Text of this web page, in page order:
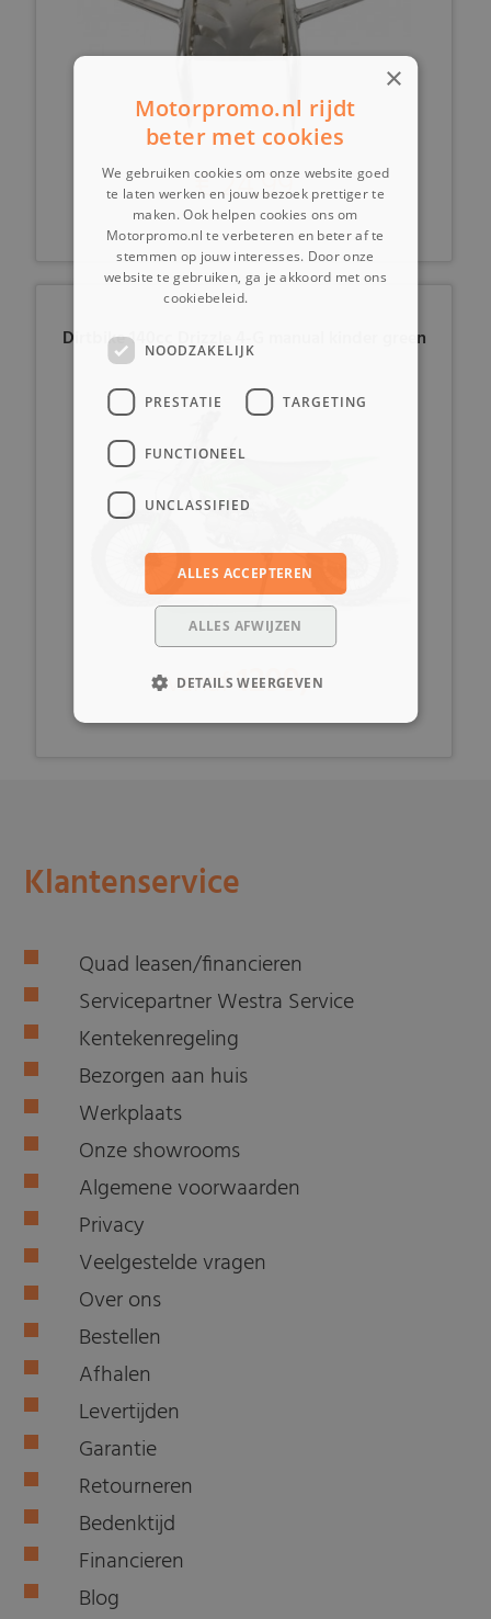
€ 24,99
Dirtbike 140cc Drizzle 4-G manual kinder green
vanaf1299,-
Klantenservice
Quad leasen/financieren
Servicepartner Westra Service
Kentekenregeling
Bezorgen aan huis
Werkplaats
Onze showrooms
Algemene voorwaarden
Privacy
Veelgestelde vragen
Over ons
Bestellen
Afhalen
Levertijden
Garantie
Retourneren
Bedenktijd
Financieren
Blog
×
Motorpromo.nl rijdt
beter met cookies
We gebruiken cookies om onze website goed
te laten werken en jouw bezoek prettiger te
maken. Ook helpen cookies ons om
Motorpromo.nl te verbeteren en beter af te
stemmen op jouw interesses. Door onze
website te gebruiken, ga je akkoord met ons
cookiebeleid.
NOODZAKELIJK
PRESTATIE TARGETING
FUNCTIONEEL
UNCLASSIFIED
ALLES ACCEPTEREN
ALLES AFWIJZEN
DETAILS WEERGEVEN